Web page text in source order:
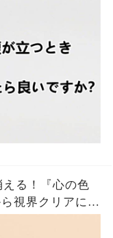
る！『心の色
視界クリアにな